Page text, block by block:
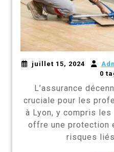
juillet 15, 2024
0
L’assurance
cruciale pour les
à Lyon, y compris les
offre une protection
risques